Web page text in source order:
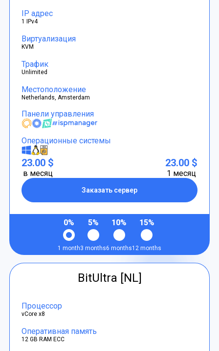
IP адрес
1 IPv4
Виртуализация
KVM
Трафик
Unlimited
Местоположение
Netherlands, Amsterdam
Панели управления
Операционные системы
23.00 $
в месяц
Заказать сервер
23.00 $
1 месяц
0%
1 month
5%
3 months
10%
6 months
15%
12 months
BitUltra [NL]
Процессор
vCore x8
Оперативная память
12 GB RAM ECC